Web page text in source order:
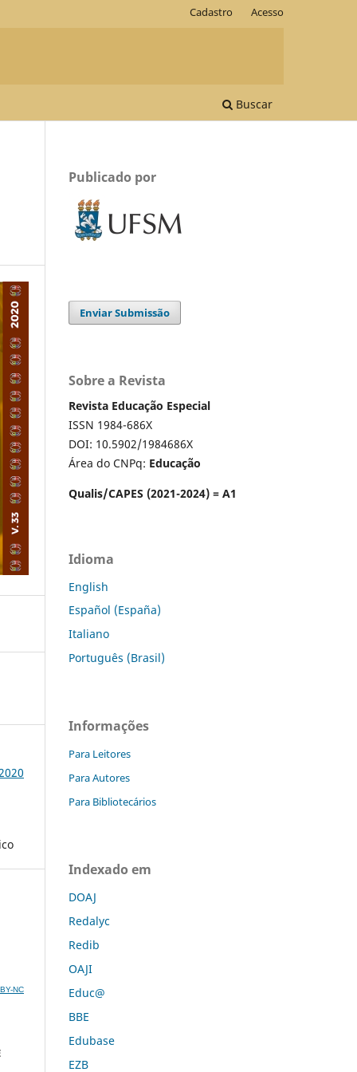
Buscar
Cadastro Acesso
NC
Publicado por
Enviar Submissão
Sobre a Revista
Revista Educação Especial
ISSN 1984-686X
DOI: 10.5902/1984686X
Área do CNPq: Educação
Qualis/CAPES (2021-2024) = A1
Idioma
English
Español (España)
Italiano
Português (Brasil)
Informações
Para Leitores
Para Autores
Para Bibliotecários
Indexado em
DOAJ
Redalyc
Redib
OAJI
Educ@
BBE
Edubase
EZB